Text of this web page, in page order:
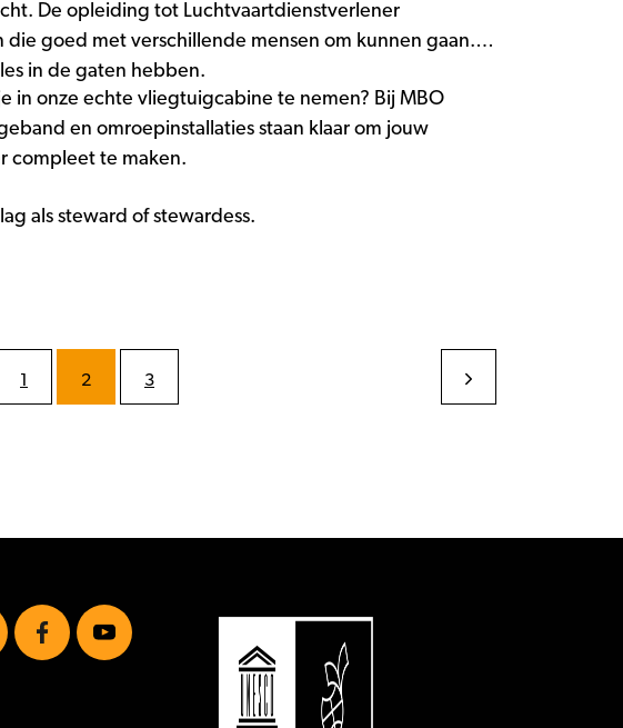
De opleiding tot Luchtvaartdienstverlener
die goed met verschillende mensen om kunnen gaan.
in de gaten hebben.
in onze echte vliegtuigcabine te nemen? Bij MBO
en omroepinstallaties staan klaar om jouw
compleet te maken.
als steward of stewardess.
1 2 3
school/mboamersfoort
www.instagram.com/mboamersfoort/
https://www.facebook.com/MBOAmersfoort
https://www.youtube.com/channel/UCQTy6iqLXu4Q6_ZT-